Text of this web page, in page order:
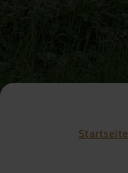
Startseite